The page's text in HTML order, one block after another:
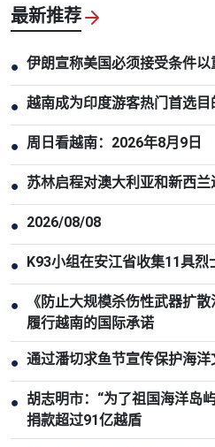
最新推荐
● 伊朗宣称美国必须接受条件
● 越南成为印度游客热门首选目
● 周日看越南：2026年8月9日
● 苏林启程对澳大利亚和新西兰
● 2026/08/08
● K93小组在安江省收集11具烈
●
《防止大规模杀伤性武器扩
履行越南的国际承诺
● 通过潘切求鱼节宣传保护海洋
● 胡志明市：“为了祖国海洋岛
捐款超过91亿越盾